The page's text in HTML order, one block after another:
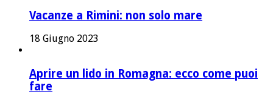
Vacanze a Rimini: non solo mare
18 Giugno 2023
Aprire un lido in Romagna: ecco come puoi
fare